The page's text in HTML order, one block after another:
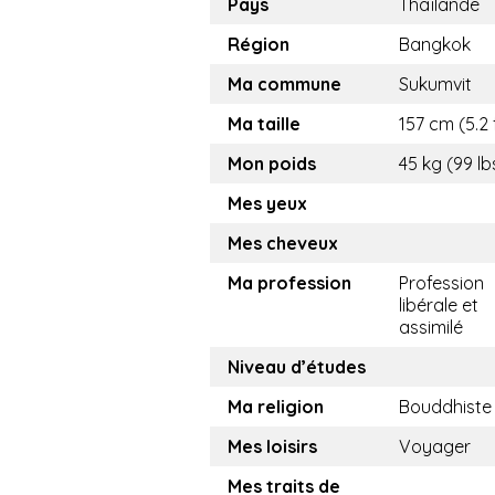
Région
Bangkok
Ma commune
Sukumvit
Ma taille
157 cm (5.2
Mon poids
45 kg (99
Mes yeux
Mes cheveux
Ma profession
Profession
libérale et
assimilé
Niveau d’études
Ma religion
Bouddhiste
Mes loisirs
Voyager
Mes traits de